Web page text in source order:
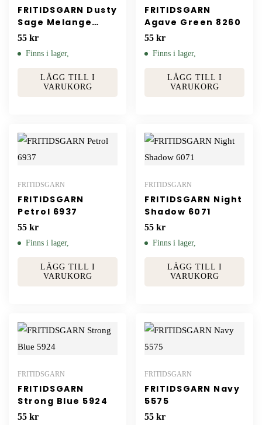
FRITIDSGARN Dusty
Sage Melange
9041
55 kr
Finns i lager,
LÄGG TILL I
VARUKORG
FRITIDSGARN
Agave Green 8260
55 kr
Finns i lager,
LÄGG TILL I
VARUKORG
FRITIDSGARN
FRITIDSGARN
Petrol 6937
55 kr
Finns i lager,
LÄGG TILL I
VARUKORG
FRITIDSGARN
FRITIDSGARN Night
Shadow 6071
55 kr
Finns i lager,
LÄGG TILL I
VARUKORG
FRITIDSGARN
FRITIDSGARN
Strong Blue 5924
55 kr
FRITIDSGARN
FRITIDSGARN Navy
5575
55 kr